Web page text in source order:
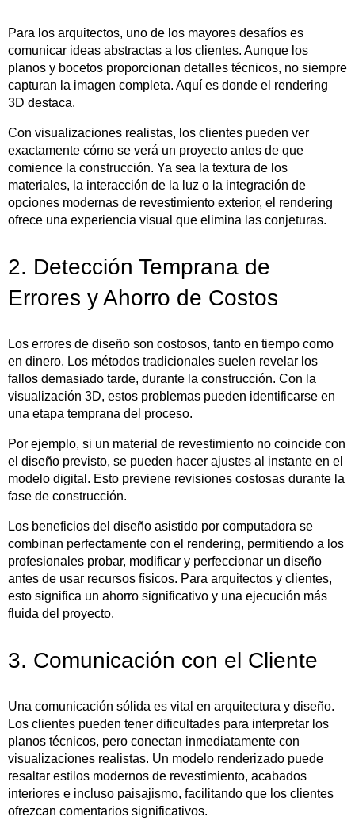
Para los arquitectos, uno de los mayores desafíos es
comunicar ideas abstractas a los clientes. Aunque los
planos y bocetos proporcionan detalles técnicos, no siempre
capturan la imagen completa. Aquí es donde el rendering
3D destaca.
Con visualizaciones realistas, los clientes pueden ver
exactamente cómo se verá un proyecto antes de que
comience la construcción. Ya sea la textura de los
materiales, la interacción de la luz o la integración de
opciones modernas de revestimiento exterior, el rendering
ofrece una experiencia visual que elimina las conjeturas.
2. Detección Temprana de
Errores y Ahorro de Costos
Los errores de diseño son costosos, tanto en tiempo como
en dinero. Los métodos tradicionales suelen revelar los
fallos demasiado tarde, durante la construcción. Con la
visualización 3D, estos problemas pueden identificarse en
una etapa temprana del proceso.
Por ejemplo, si un material de revestimiento no coincide con
el diseño previsto, se pueden hacer ajustes al instante en el
modelo digital. Esto previene revisiones costosas durante la
fase de construcción.
Los beneficios del diseño asistido por computadora se
combinan perfectamente con el rendering, permitiendo a los
profesionales probar, modificar y perfeccionar un diseño
antes de usar recursos físicos. Para arquitectos y clientes,
esto significa un ahorro significativo y una ejecución más
fluida del proyecto.
3. Comunicación con el Cliente
Una comunicación sólida es vital en arquitectura y diseño.
Los clientes pueden tener dificultades para interpretar los
planos técnicos, pero conectan inmediatamente con
visualizaciones realistas. Un modelo renderizado puede
resaltar estilos modernos de revestimiento, acabados
interiores e incluso paisajismo, facilitando que los clientes
ofrezcan comentarios significativos.